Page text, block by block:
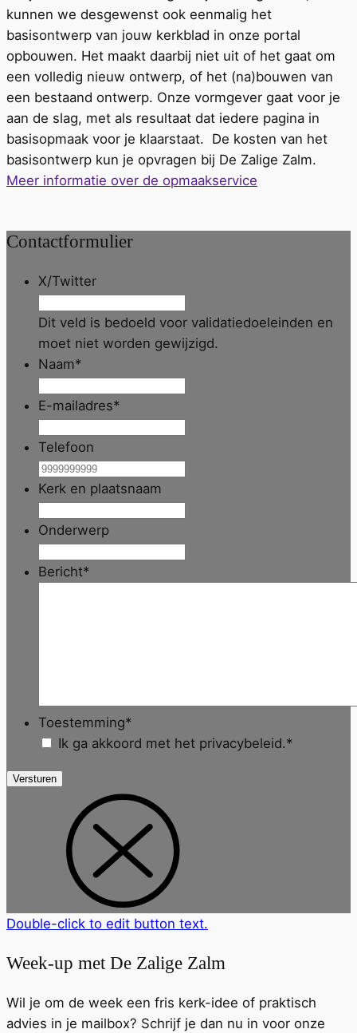
kunnen we desgewenst ook eenmalig het
basisontwerp van jouw kerkblad in onze portal
opbouwen. Het maakt daarbij niet uit of het gaat om
een volledig nieuw ontwerp, of het (na)bouwen van
een bestaand ontwerp. Onze vormgever gaat voor je
aan de slag, met als resultaat dat iedere pagina in
basisopmaak voor je klaarstaat. De kosten van het
basisontwerp kun je opvragen bij De Zalige Zalm.
Meer informatie over de opmaakservice
Contactformulier
X/Twitter
Dit veld is bedoeld voor validatiedoeleinden en
moet niet worden gewijzigd.
Naam*
E-mailadres*
Telefoon
Kerk en plaatsnaam
Onderwerp
Bericht*
Toestemming*
Ik ga akkoord met het privacybeleid.*
Versturen
Double-click to edit button text.
Week-up met De Zalige Zalm
Wil je om de week een fris kerk-idee of praktisch
advies in je mailbox? Schrijf je dan nu in voor onze